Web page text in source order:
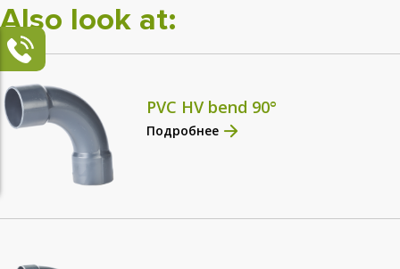
Also look at:
PVC HV bend 90°
Подробнее